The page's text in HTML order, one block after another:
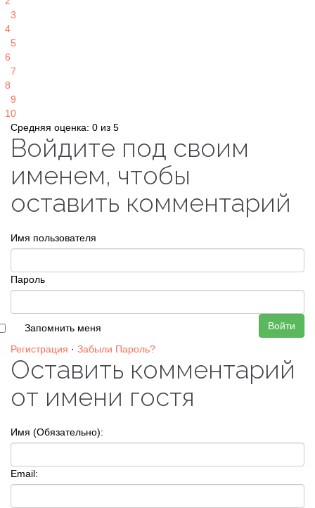
3
4
5
6
7
8
9
10
Средняя оценка: 0 из 5
Войдите под своим
именем, чтобы
оставить комментарий
Имя пользователя
Пароль
Войти
Запомнить меня
Регистрация · Забыли Пароль?
Оставить комментарий
от имени гостя
Имя (Обязательно):
Email: